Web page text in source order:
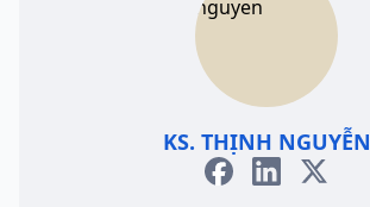
KS. THỊNH NGUYỄN